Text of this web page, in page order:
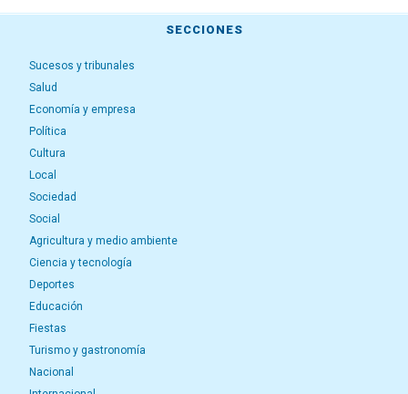
SECCIONES
Sucesos y tribunales
Salud
Economía y empresa
Política
Cultura
Local
Sociedad
Social
Agricultura y medio ambiente
Ciencia y tecnología
Deportes
Educación
Fiestas
Turismo y gastronomía
Nacional